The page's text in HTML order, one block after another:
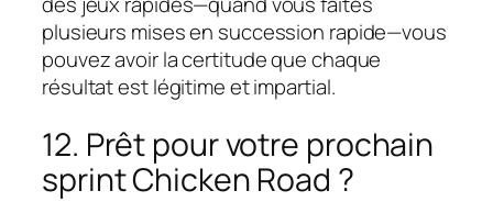
plusieurs mises en succession rapide—vous
pouvez avoir la certitude que chaque
résultat est légitime et impartial.
12. Prêt pour votre prochain
sprint Chicken Road ?